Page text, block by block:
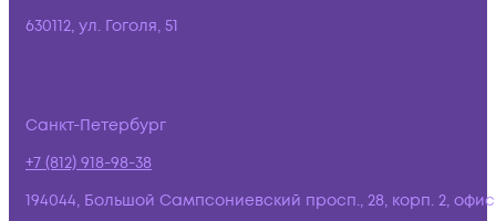
630112, ул. Гоголя, 51
Санкт-Петербург
+7 (812) 918-98-38
194044, Большой Сампсониевский просп., 28, корп. 2,